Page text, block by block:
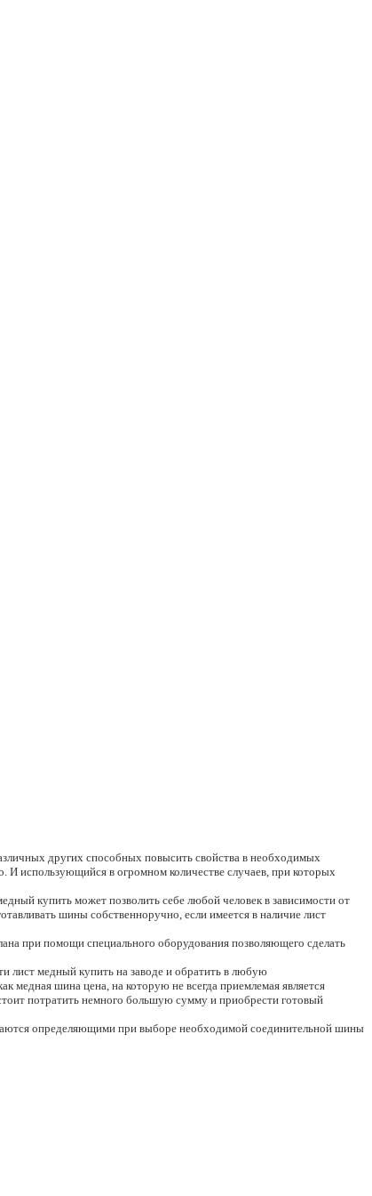
других способных повысить свойства в необходимых
использующийся в огромном количестве случаев, при которых
купить может позволить себе любой человек в зависимости от
шины собственноручно, если имеется в наличие лист
при помощи специального оборудования позволяющего сделать
лист медный купить на заводе и обратить в любую
медная шина цена, на которую не всегда приемлемая является
потратить немного большую сумму и приобрести готовый
определяющими при выборе необходимой соединительной шины